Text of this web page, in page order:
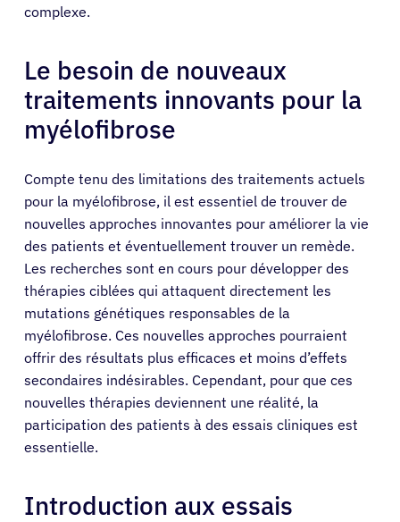
complexe.
Le besoin de nouveaux
traitements innovants pour la
myélofibrose
Compte tenu des limitations des traitements actuels
pour la myélofibrose, il est essentiel de trouver de
nouvelles approches innovantes pour améliorer la vie
des patients et éventuellement trouver un remède.
Les recherches sont en cours pour développer des
thérapies ciblées qui attaquent directement les
mutations génétiques responsables de la
myélofibrose. Ces nouvelles approches pourraient
offrir des résultats plus efficaces et moins d’effets
secondaires indésirables. Cependant, pour que ces
nouvelles thérapies deviennent une réalité, la
participation des patients à des essais cliniques est
essentielle.
Introduction aux essais